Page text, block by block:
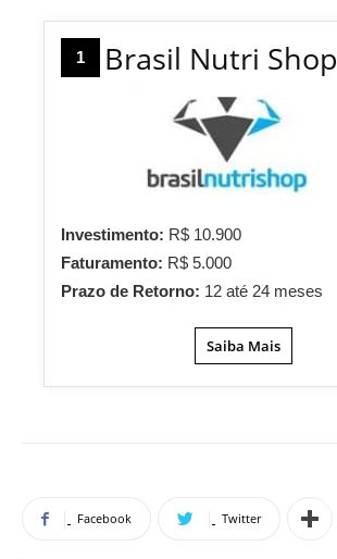
1 Brasil Nutri Shop
Investimento: R$ 10.900
Faturamento: R$ 5.000
Prazo de Retorno: 12 até 24 meses
Saiba Mais
Facebook Twitter